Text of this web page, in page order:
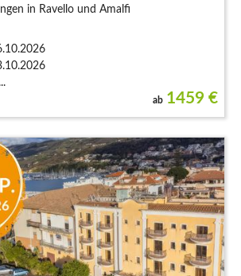
in Ravello und Amalfi
ab 1459 €